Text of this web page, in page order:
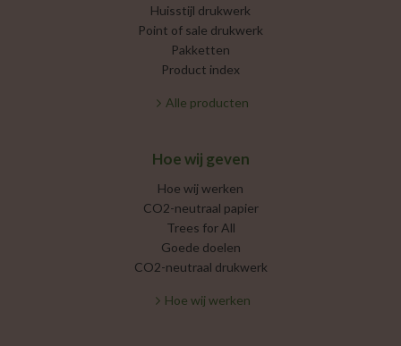
Huisstijl drukwerk
Point of sale drukwerk
Pakketten
Product index
Alle producten
Hoe wij geven
Hoe wij werken
CO2-neutraal papier
Trees for All
Goede doelen
CO2-neutraal drukwerk
Hoe wij werken